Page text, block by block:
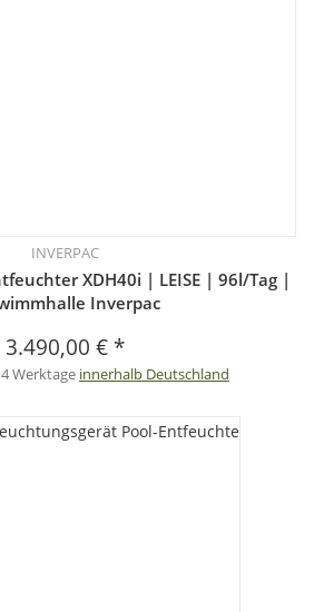
INVERPAC
XDH40i | LEISE | 96l/Tag |
Inverpac
3.490,00 € *
Werktage innerhalb Deutschland